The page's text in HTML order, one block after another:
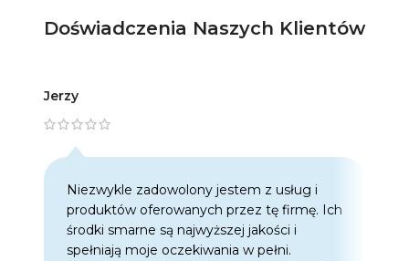
Doświadczenia Naszych Klientów
Jerzy
Niezwykle zadowolony jestem z usług i
produktów oferowanych przez tę firmę. Ich
środki smarne są najwyższej jakości i
spełniają moje oczekiwania w pełni.